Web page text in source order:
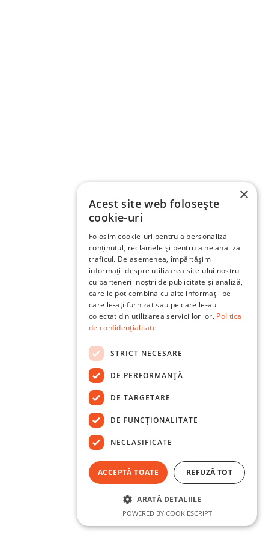
×
Acest site web folosește
cookie-uri
Folosim cookie-uri pentru a personaliza
conținutul, reclamele și pentru a ne analiza
traficul. De asemenea, împărtășim
informații despre utilizarea site-ului nostru
cu partenerii noștri de publicitate și analiză,
care le pot combina cu alte informații pe
care le-ați furnizat sau pe care le-au
colectat din utilizarea serviciilor lor. Politica
de confidențialitate
STRICT NECESARE
DE PERFORMANȚĂ
DE TARGETARE
DE FUNCŢIONALITATE
NECLASIFICATE
ACCEPTĂ TOATE REFUZĂ TOT
ARATĂ DETALIILE
POWERED BY COOKIESCRIPT